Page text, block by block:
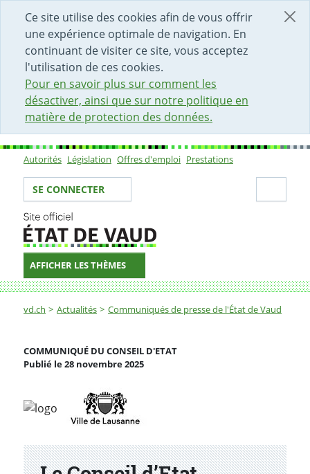
Ce site utilise des cookies afin de vous offrir
une expérience optimale de navigation. En
continuant de visiter ce site, vous acceptez
l'utilisation de ces cookies.
Pour en savoir plus sur comment les
désactiver, ainsi que sur notre politique en
matière de protection des données.
DÉBUT DU CONTENU DE LA PAGE
ACCÈS AU CHAMP DE RECHERCHE
PAGE D'ACCUEIL
FORMULAIRE DE CONTACT
Sous-navigation
Autorités Législation Offres d'emploi Prestations
Votre identité
SE CONNECTER
AFFICHER LES THÈMES
Fil d'Ariane
vd.ch Actualités Communiqués de presse de l'État de Vaud
Le Conseil d’Etat poursuit son engagement en faveur
COMMUNIQUÉ DU CONSEIL D'ETAT
Publié le 28 novembre 2025
Partenaire(s)